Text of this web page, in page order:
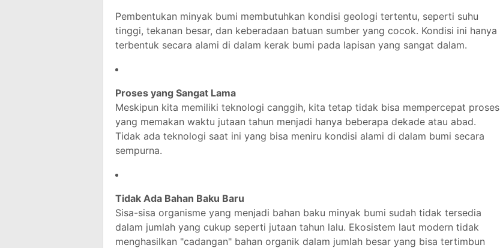
Pembentukan minyak bumi membutuhkan kondisi geologi tertentu, seperti suhu
tinggi, tekanan besar, dan keberadaan batuan sumber yang cocok. Kondisi ini hanya
terbentuk secara alami di dalam kerak bumi pada lapisan yang sangat dalam.
Proses yang Sangat Lama
Meskipun kita memiliki teknologi canggih, kita tetap tidak bisa mempercepat proses
yang memakan waktu jutaan tahun menjadi hanya beberapa dekade atau abad.
Tidak ada teknologi saat ini yang bisa meniru kondisi alami di dalam bumi secara
sempurna.
Tidak Ada Bahan Baku Baru
Sisa-sisa organisme yang menjadi bahan baku minyak bumi sudah tidak tersedia
dalam jumlah yang cukup seperti jutaan tahun lalu. Ekosistem laut modern tidak
menghasilkan "cadangan" bahan organik dalam jumlah besar yang bisa tertimbun